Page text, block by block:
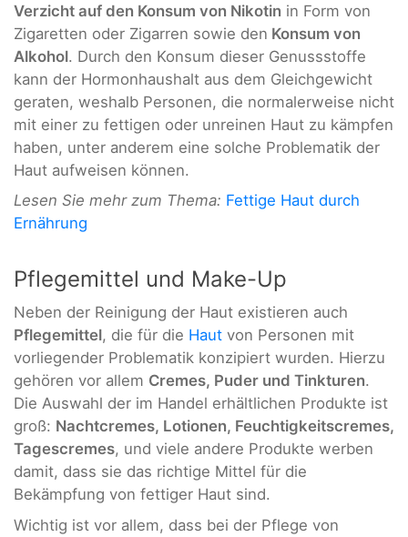
Verzicht auf den Konsum von Nikotin in Form von
Zigaretten oder Zigarren sowie den Konsum von
Alkohol. Durch den Konsum dieser Genussstoffe
kann der Hormonhaushalt aus dem Gleichgewicht
geraten, weshalb Personen, die normalerweise nicht
mit einer zu fettigen oder unreinen Haut zu kämpfen
haben, unter anderem eine solche Problematik der
Haut aufweisen können.
Lesen Sie mehr zum Thema: Fettige Haut durch
Ernährung
Pflegemittel und Make-Up
Neben der Reinigung der Haut existieren auch
Pflegemittel, die für die Haut von Personen mit
vorliegender Problematik konzipiert wurden. Hierzu
gehören vor allem Cremes, Puder und Tinkturen.
Die Auswahl der im Handel erhältlichen Produkte ist
groß: Nachtcremes, Lotionen, Feuchtigkeitscremes,
Tagescremes, und viele andere Produkte werben
damit, dass sie das richtige Mittel für die
Bekämpfung von fettiger Haut sind.
Wichtig ist vor allem, dass bei der Pflege von